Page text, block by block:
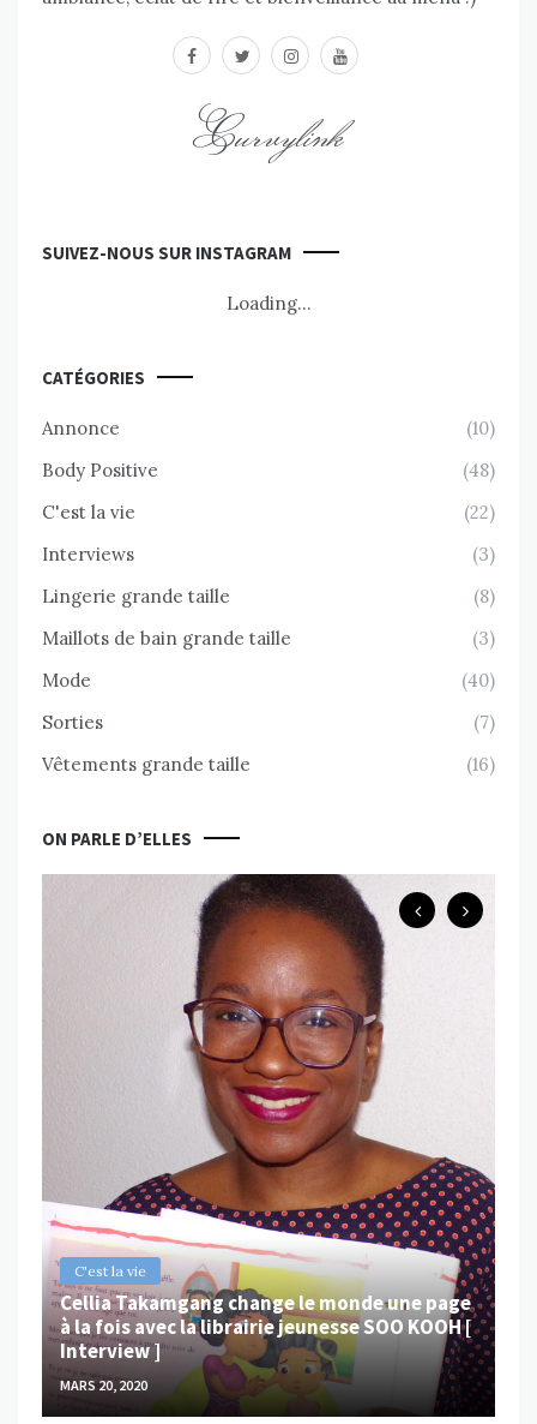
facebooktwitterinstagram
youtube
Curvylink
SUIVEZ-NOUS SUR INSTAGRAM
Loading...
CATÉGORIES
Annonce
(10)
Body Positive
(48)
C'est la vie
(22)
Interviews
(3)
Lingerie grande taille
(8)
Maillots de bain grande taille
(3)
Mode
(40)
Sorties
(7)
Vêtements grande taille
(16)
ON PARLE D’ELLES
C'est la vie
Cellia Takamgang change le monde une page
à la fois avec la librairie jeunesse SOO KOOH [
Interview ]
MARS 20, 2020